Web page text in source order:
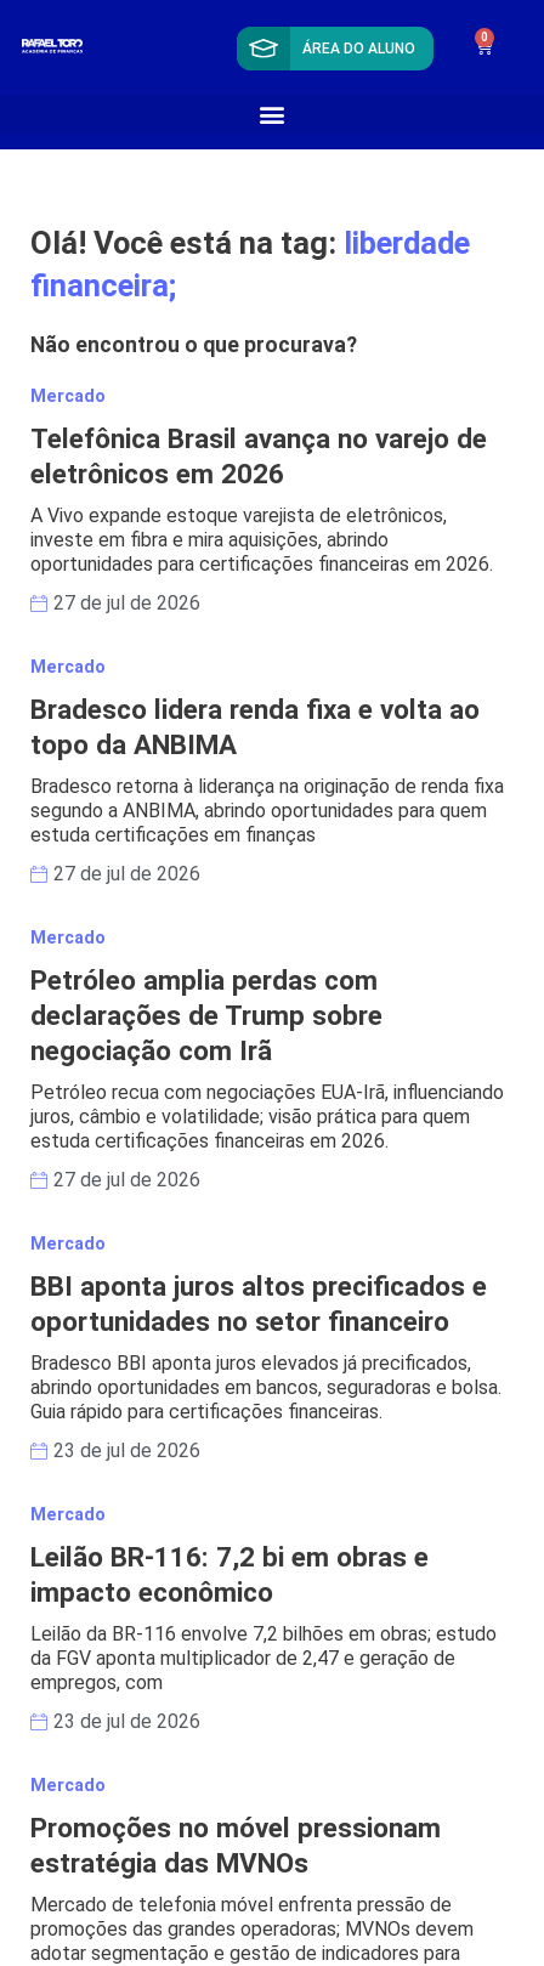
ÁREA DO ALUNO
0
Olá! Você está na tag: liberdade
financeira;
Não encontrou o que procurava?
Mercado
Telefônica Brasil avança no varejo de
eletrônicos em 2026
A Vivo expande estoque varejista de eletrônicos,
investe em fibra e mira aquisições, abrindo
oportunidades para certificações financeiras em 2026.
27 de jul de 2026
Mercado
Bradesco lidera renda fixa e volta ao
topo da ANBIMA
Bradesco retorna à liderança na originação de renda fixa
segundo a ANBIMA, abrindo oportunidades para quem
estuda certificações em finanças
27 de jul de 2026
Mercado
Petróleo amplia perdas com
declarações de Trump sobre
negociação com Irã
Petróleo recua com negociações EUA-Irã, influenciando
juros, câmbio e volatilidade; visão prática para quem
estuda certificações financeiras em 2026.
27 de jul de 2026
Mercado
BBI aponta juros altos precificados e
oportunidades no setor financeiro
Bradesco BBI aponta juros elevados já precificados,
abrindo oportunidades em bancos, seguradoras e bolsa.
Guia rápido para certificações financeiras.
23 de jul de 2026
Mercado
Leilão BR-116: 7,2 bi em obras e
impacto econômico
Leilão da BR-116 envolve 7,2 bilhões em obras; estudo
da FGV aponta multiplicador de 2,47 e geração de
empregos, com
23 de jul de 2026
Mercado
Promoções no móvel pressionam
estratégia das MVNOs
Mercado de telefonia móvel enfrenta pressão de
promoções das grandes operadoras; MVNOs devem
adotar segmentação e gestão de indicadores para